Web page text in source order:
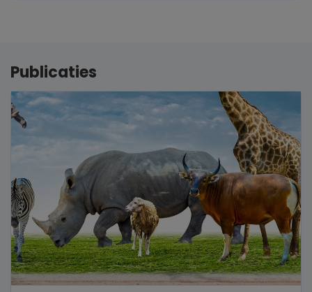
Publicaties